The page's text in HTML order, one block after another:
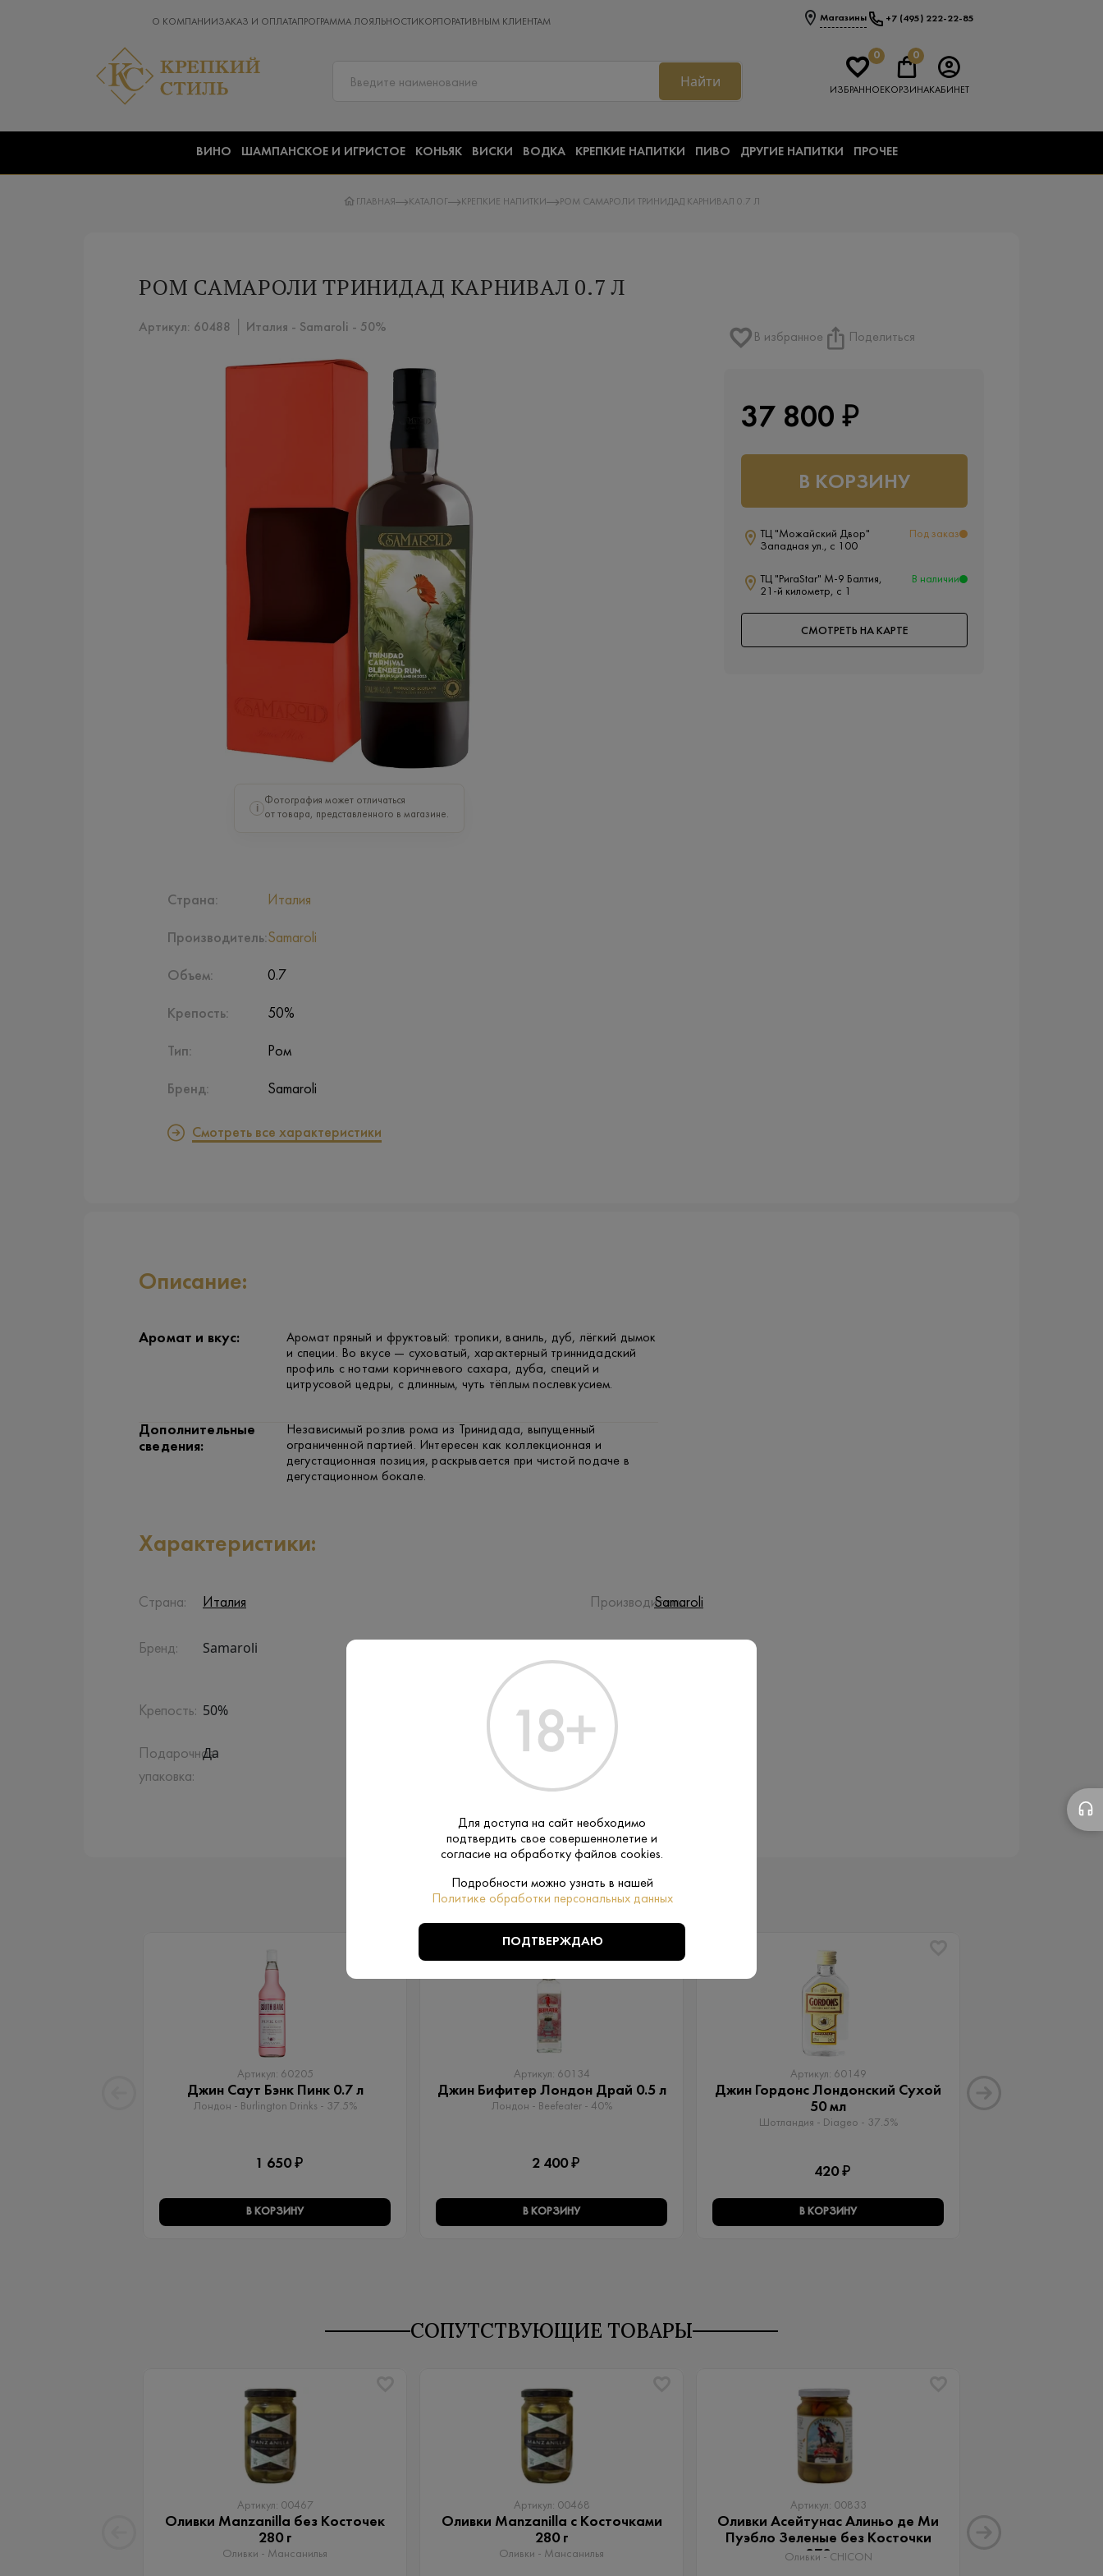
О КОМПАНИИ ЗАКАЗ И ОПЛАТАПРОГРАММА ЛОЯЛЬНОСТИ КОРПОРАТИВНЫМ КЛИЕНТАМ Магазины +7 (495) 222-22-85
Найти
0
ИЗБРАННОЕ
0
КОРЗИНАКАБИНЕТ
ВИНО ШАМПАНСКОЕ И ИГРИСТОЕ КОНЬЯК ВИСКИ ВОДКА КРЕПКИЕ НАПИТКИ ПИВО ДРУГИЕ НАПИТКИ ПРОЧЕЕ
ГЛАВНАЯ КАТАЛОГ КРЕПКИЕ НАПИТКИ РОМ САМАРОЛИ ТРИНИДАД КАРНИВАЛ 0.7 Л
РОМ САМАРОЛИ ТРИНИДАД КАРНИВАЛ 0.7 Л
Артикул: 60488 │ Италия - Samaroli - 50%
i
Фотография может отличаться
от товара, представленного в магазине.
Страна:
Производитель:
Объем:
Крепость:
Тип:
Бренд:
Италия
Samaroli
0.7
50%
Ром
Samaroli
Смотреть все характеристики
В избранное Поделиться
37 800 ₽
В КОРЗИНУ
ТЦ "Можайский Двор"
Западная ул., с 100
Под заказ
ТЦ "РигаStar" М-9 Балтия,
21-й километр, с 1
В наличии
СМОТРЕТЬ НА КАРТЕ
Описание:
Аромат и вкус:
Аромат пряный и фруктовый: тропики, ваниль, дуб, лёгкий дымок
и специи. Во вкусе — суховатый, характерный триннидадский
профиль с нотами коричневого сахара, дуба, специй и
цитрусовой цедры, с длинным, чуть тёплым послевкусием.
Дополнительные
сведения:
Независимый розлив рома из Тринидада, выпущенный
ограниченной партией. Интересен как коллекционная и
дегустационная позиция, раскрывается при чистой подаче в
дегустационном бокале.
Характеристики:
Страна: Италия Производитель:
Samaroli
Бренд: Samaroli
подачи:
Крепость: 50% Объем:
Подарочная
упаковка:
Да Тип:
ПОХОЖИЕ
Артикул: 60205
Джин Саут Бэнк Пинк 0.7 л
Лондон - Burlington Drinks - 37.5%
1 650 ₽
В КОРЗИНУ
Артикул: 60134
Джин Бифитер Лондон Драй 0.5 л
Лондон - Beefeater - 40%
2 400 ₽
В КОРЗИНУ
Артикул: 60149
Джин Гордонс Лондонский Сухой
50 мл
Шотландия - Diageo - 37.5%
420 ₽
В КОРЗИНУ
СОПУТСТВУЮЩИЕ ТОВАРЫ
Артикул: 00467
Оливки Manzanilla без Косточек
280 г
Оливки - Мансанилья
Артикул: 00468
Оливки Manzanilla с Косточками
280 г
Оливки - Мансанилья
Артикул: 00833
Оливки Асейтунас Алиньо де Ми
Пуэбло Зеленые без Косточки
370 мл
Оливки - CHICON
Для доступа на сайт необходимо
подтвердить свое совершеннолетие и
согласие на обработку файлов cookies.
Подробности можно узнать в нашей
Политике обработки персональных данных
ПОДТВЕРЖДАЮ